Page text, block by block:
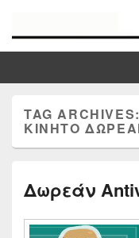
Τα καλύτερα Reviews ,
TAG
ΚΙΝΗΤΟ
Δωρεάν